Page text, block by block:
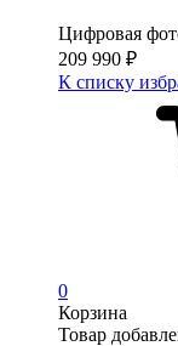
Цифровая
209 990 ₽
К списку
0
Корзина
Товар